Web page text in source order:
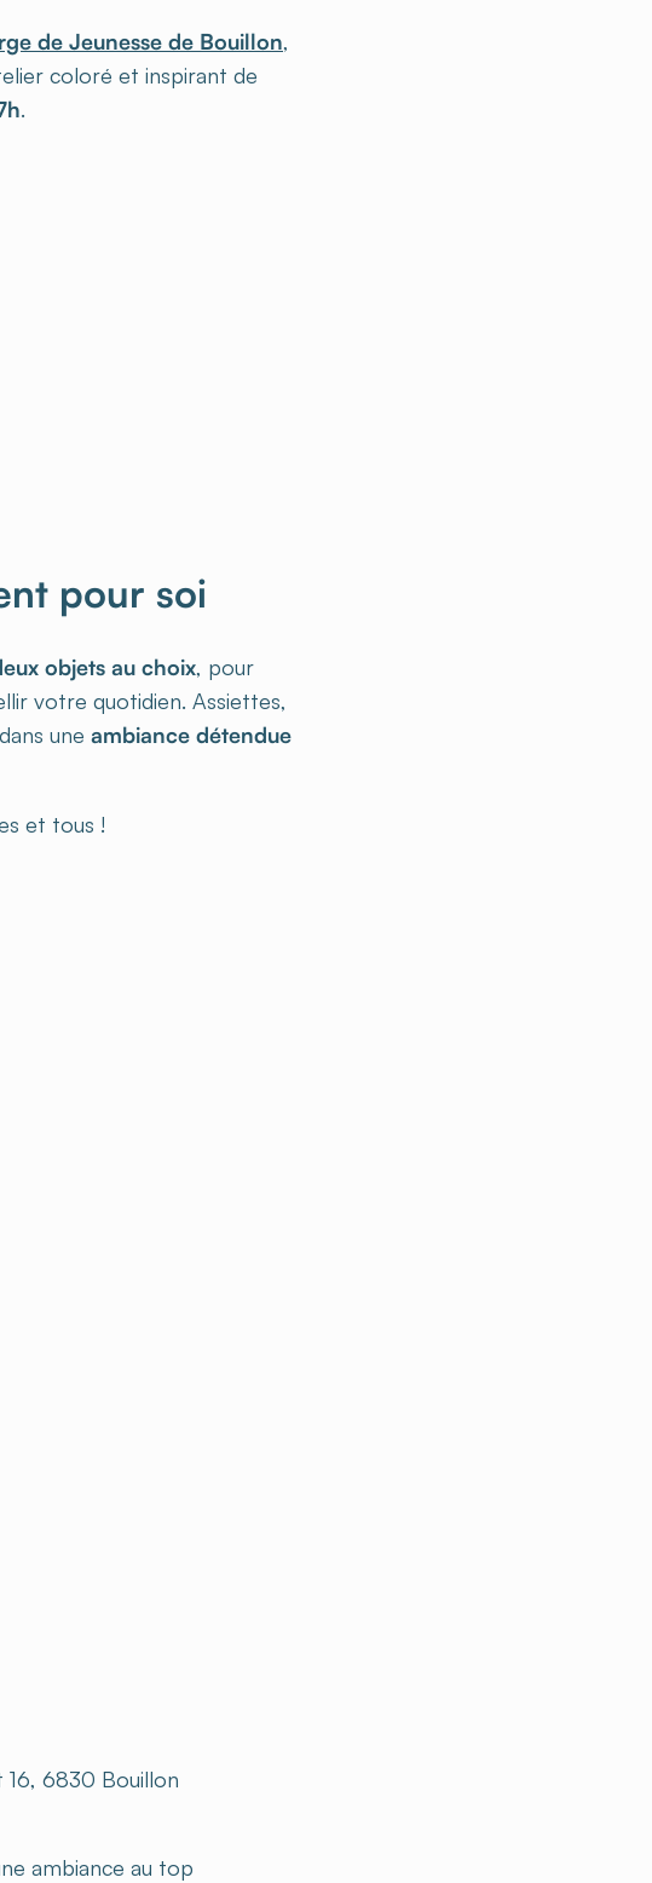
de Jeunesse de Bouillon,
coloré et inspirant de
.
pour soi
objets au choix, pour
votre quotidien. Assiettes,
une ambiance détendue
et tous !
6830 Bouillon
ambiance au top